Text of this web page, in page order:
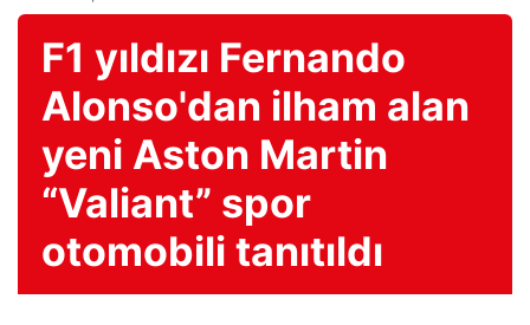
F1 yıldızı Fernando
Alonso'dan ilham alan
yeni Aston Martin
“Valiant” spor
otomobili tanıtıldı